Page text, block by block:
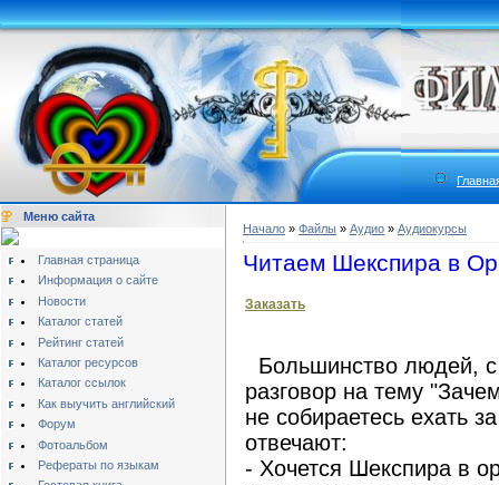
Меню сайта
Главная страница
Информация о сайте
Новости
Каталог статей
Рейтинг статей
Каталог ресурсов
Каталог ссылок
Как выучить английский
Форум
Фотоальбом
Рефераты по языкам
Начало » Файлы » Аудио » Аудиокурсы
Читаем Шекспира в
Заказать
Большинство людей,
разговор на тему
не собираетесь ехать
отвечают:
- Хочется Шекспира в